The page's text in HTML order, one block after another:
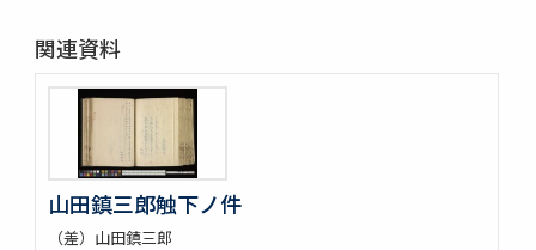
関連資料
山田鎮三郎触下ノ件
（差）山田鎮三郎